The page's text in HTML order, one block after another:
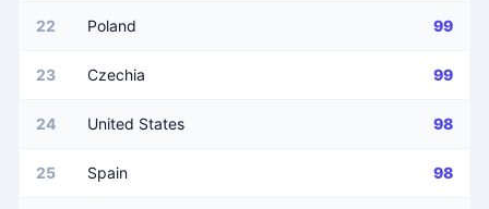
22 Poland 99
23 Czechia 99
24 United States 98
25 Spain 98